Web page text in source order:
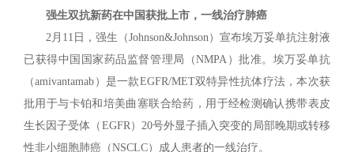
强生双抗新药在中国获批上市，一线治疗肺癌
2月11日，强生（Johnson&Johnson）宣布埃万妥单抗注射液
已获得中国国家药品监督管理局（NMPA）批准。埃万妥单抗
（amivantamab）是一款EGFR/MET双特异性抗体疗法，本次获
批用于与卡铂和培美曲塞联合给药，用于经检测确认携带表皮
生长因子受体（EGFR）20号外显子插入突变的局部晚期或转移
性非小细胞肺癌（NSCLC）成人患者的一线治疗。